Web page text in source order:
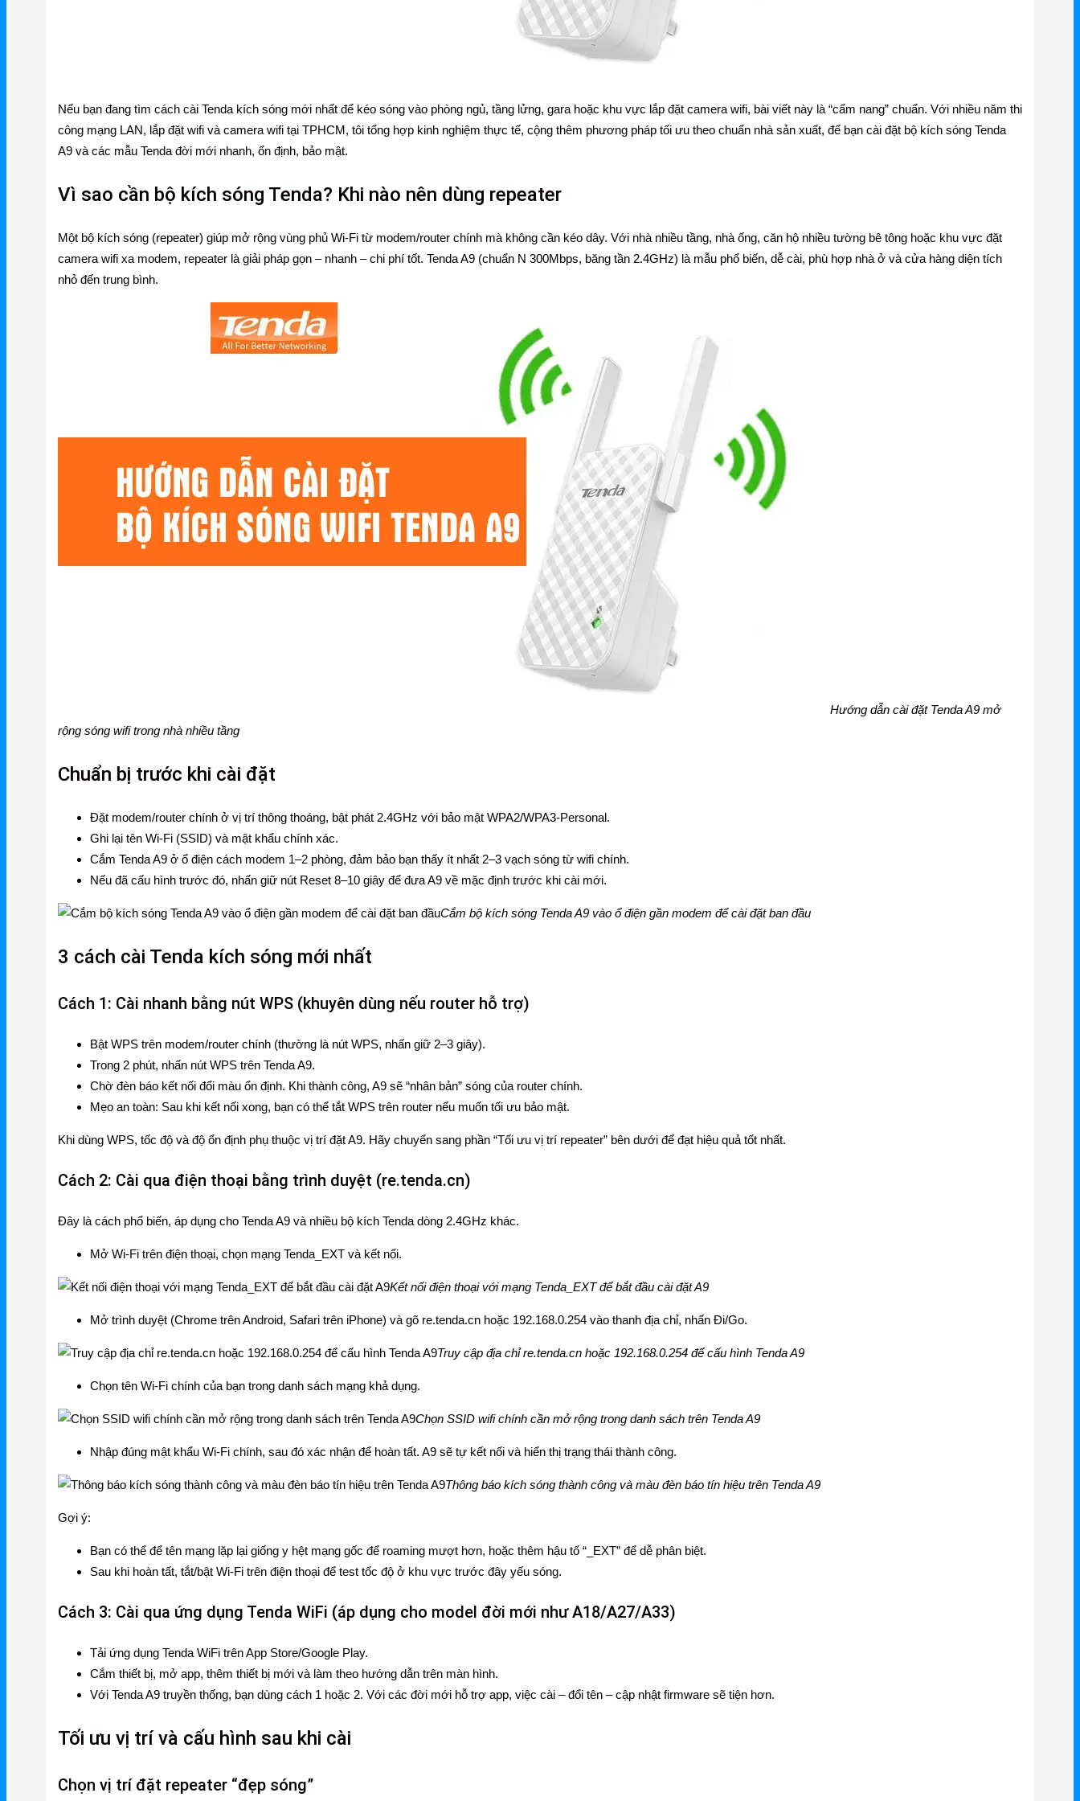
Phụ Kiện NetMax
Huawei
Huawei WiFi 4G/5G
Huawei eKitEngine
Phụ Kiện Huawei
Mercusys 4G
Linksys
Linksys Router WiFi
Switch
Home Router WiFi
EnGenius WiFi
Phụ kiện EnGenius
Ruijie
Ruijie Gateway
Ruijie Switch
Ruijie Firewall
Ruijie PTP/PTMP
Grandstream
Grandstream Router
Grandstream Switch
Grandstream WiFi
Grandstream Tổng Đài
Grandstream Thiết bị Hội Nghị
DLink
DLink Switch
Phụ Kiện DLink
DLink 4G
Nếu bạn đang tìm cách cài Tenda kích sóng mới nhất để kéo sóng vào phòng ngủ, tầng lửng, gara hoặc khu vực lắp đặt camera wifi, bài viết này là “cẩm nang” chuẩn. Với nhiều năm thi
công mạng LAN, lắp đặt wifi và camera wifi tại TPHCM, tôi tổng hợp kinh nghiệm thực tế, cộng thêm phương pháp tối ưu theo chuẩn nhà sản xuất, để bạn cài đặt bộ kích sóng Tenda
A9 và các mẫu Tenda đời mới nhanh, ổn định, bảo mật.
Vì sao cần bộ kích sóng Tenda? Khi nào nên dùng repeater
Một bộ kích sóng (repeater) giúp mở rộng vùng phủ Wi‑Fi từ modem/router chính mà không cần kéo dây. Với nhà nhiều tầng, nhà ống, căn hộ nhiều tường bê tông hoặc khu vực đặt
camera wifi xa modem, repeater là giải pháp gọn – nhanh – chi phí tốt. Tenda A9 (chuẩn N 300Mbps, băng tần 2.4GHz) là mẫu phổ biến, dễ cài, phù hợp nhà ở và cửa hàng diện tích
nhỏ đến trung bình.
Hướng dẫn cài đặt Tenda A9 mở
rộng sóng wifi trong nhà nhiều tầng
Chuẩn bị trước khi cài đặt
Đặt modem/router chính ở vị trí thông thoáng, bật phát 2.4GHz với bảo mật WPA2/WPA3-Personal.
Ghi lại tên Wi‑Fi (SSID) và mật khẩu chính xác.
Cắm Tenda A9 ở ổ điện cách modem 1–2 phòng, đảm bảo bạn thấy ít nhất 2–3 vạch sóng từ wifi chính.
Nếu đã cấu hình trước đó, nhấn giữ nút Reset 8–10 giây để đưa A9 về mặc định trước khi cài mới.
Cắm bộ kích sóng Tenda A9 vào ổ điện gần modem để cài đặt ban đầu
3 cách cài Tenda kích sóng mới nhất
Cách 1: Cài nhanh bằng nút WPS (khuyên dùng nếu router hỗ trợ)
Bật WPS trên modem/router chính (thường là nút WPS, nhấn giữ 2–3 giây).
Trong 2 phút, nhấn nút WPS trên Tenda A9.
Chờ đèn báo kết nối đổi màu ổn định. Khi thành công, A9 sẽ “nhân bản” sóng của router chính.
Mẹo an toàn: Sau khi kết nối xong, bạn có thể tắt WPS trên router nếu muốn tối ưu bảo mật.
Khi dùng WPS, tốc độ và độ ổn định phụ thuộc vị trí đặt A9. Hãy chuyển sang phần “Tối ưu vị trí repeater” bên dưới để đạt hiệu quả tốt nhất.
Cách 2: Cài qua điện thoại bằng trình duyệt (re.tenda.cn)
Đây là cách phổ biến, áp dụng cho Tenda A9 và nhiều bộ kích Tenda dòng 2.4GHz khác.
Mở Wi‑Fi trên điện thoại, chọn mạng Tenda_EXT và kết nối.
Kết nối điện thoại với mạng Tenda_EXT để bắt đầu cài đặt A9
Mở trình duyệt (Chrome trên Android, Safari trên iPhone) và gõ re.tenda.cn hoặc 192.168.0.254 vào thanh địa chỉ, nhấn Đi/Go.
Truy cập địa chỉ re.tenda.cn hoặc 192.168.0.254 để cấu hình Tenda A9
Chọn tên Wi‑Fi chính của bạn trong danh sách mạng khả dụng.
Chọn SSID wifi chính cần mở rộng trong danh sách trên Tenda A9
Nhập đúng mật khẩu Wi‑Fi chính, sau đó xác nhận để hoàn tất. A9 sẽ tự kết nối và hiển thị trạng thái thành công.
Thông báo kích sóng thành công và màu đèn báo tín hiệu trên Tenda A9
Gợi ý:
Bạn có thể để tên mạng lặp lại giống y hệt mạng gốc để roaming mượt hơn, hoặc thêm hậu tố “_EXT” để dễ phân biệt.
Sau khi hoàn tất, tắt/bật Wi‑Fi trên điện thoại để test tốc độ ở khu vực trước đây yếu sóng.
Cách 3: Cài qua ứng dụng Tenda WiFi (áp dụng cho model đời mới như A18/A27/A33)
Tải ứng dụng Tenda WiFi trên App Store/Google Play.
Cắm thiết bị, mở app, thêm thiết bị mới và làm theo hướng dẫn trên màn hình.
Với Tenda A9 truyền thống, bạn dùng cách 1 hoặc 2. Với các đời mới hỗ trợ app, việc cài – đổi tên – cập nhật firmware sẽ tiện hơn.
Tối ưu vị trí và cấu hình sau khi cài
Chọn vị trí đặt repeater “đẹp sóng”